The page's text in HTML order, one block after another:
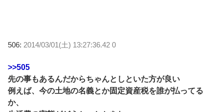
506: 2014/03/01(土) 13:27:36.42 0
>>505
先の事もあるんだからちゃんとしといた方が良い
例えば、今の土地の名義とか固定資産税を誰が払ってる
か、